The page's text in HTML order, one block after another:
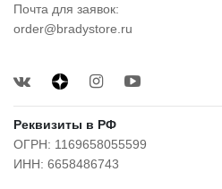
Почта для заявок:
order@bradystore.ru
Реквизиты в РФ
ОГРН: 1169658055599
ИНН: 6658486743